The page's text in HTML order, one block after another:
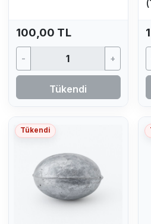
100,00 TL
- +
Tükendi
Tükendi